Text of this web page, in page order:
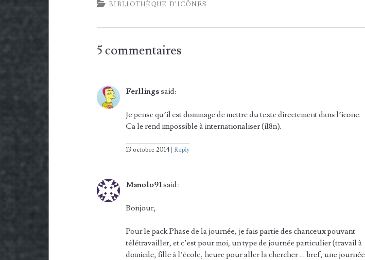
BIBLIOTHÈQUE D'ICÔNES
5 commentaires
Ferllings said:
Je pense qu’il est dommage de mettre du texte directement dans l’icone.
Ca le rend impossible à internationaliser (i18n).
13 octobre 2014 Reply
Manolo91said:
Bonjour,
Pour le pack Phase de la journée, je fais partie des chanceux pouvant
télétravailler, et c’est pour moi, un type de journée particulier (travail à
domicile, fille à l’école, heure pour aller la chercher … bref, une journée